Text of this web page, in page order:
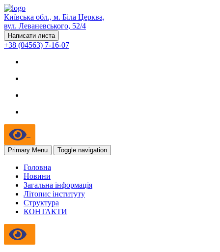
Київська обл., м. Біла Церква,
вул. Леваневського, 52/4
Написати листа
+38 (04563) 7-16-07
Primary Menu Toggle navigation
Головна
Новини
Загальна інформація
Літопис інституту
Структура
КОНТАКТИ